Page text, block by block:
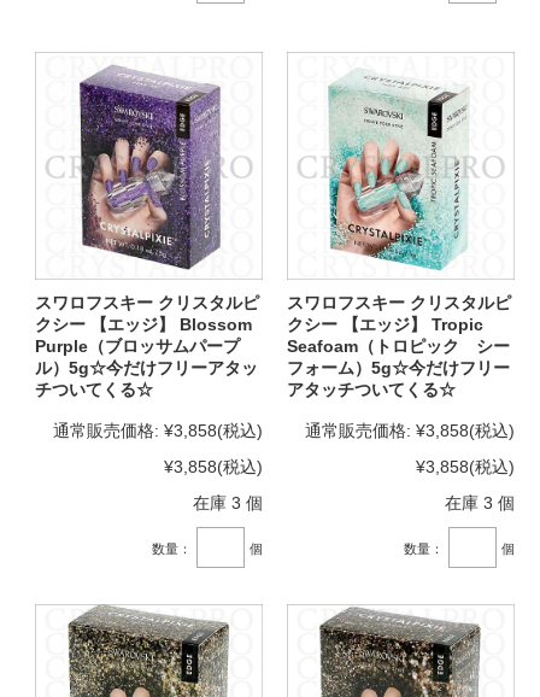
スワロフスキー クリスタルピ
クシー 【エッジ】 Blossom
Purple（ブロッサムパープ
ル）5g☆今だけフリーアタッ
チついてくる☆
通常販売価格: ¥3,858(税込)
¥3,858(税込)
在庫 3 個
数量： 個
スワロフスキー クリスタルピ
クシー 【エッジ】 Tropic
Seafoam（トロピック シー
フォーム）5g☆今だけフリー
アタッチついてくる☆
通常販売価格: ¥3,858(税込)
¥3,858(税込)
在庫 3 個
数量： 個